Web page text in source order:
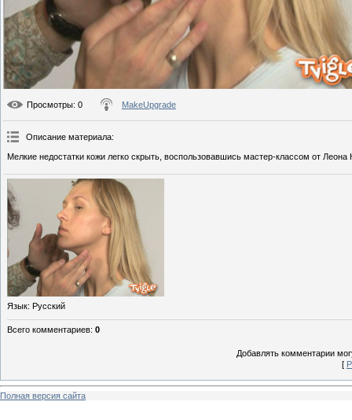
Просмотры: 0 MakeUpgrade
Описание материала:
Мелкие недостатки кожи легко скрыть, воспользовавшись мастер-классом от Леона
Язык: Русский
Всего комментариев: 0
Добавлять комментарии
[
Полная версия сайта